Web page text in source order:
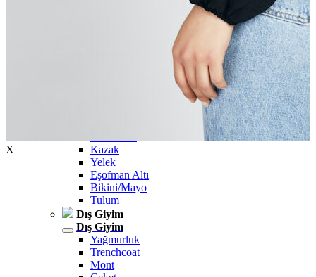
Kazak
Yelek
Eşofman Altı
Bikini/Mayo
Tulum
Dış Giyim
Dış Giyim
Yağmurluk
Trenchcoat
Mont
X